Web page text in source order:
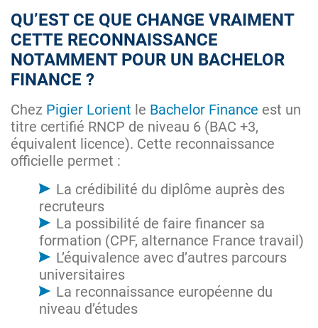
QU’EST CE QUE CHANGE VRAIMENT
CETTE RECONNAISSANCE
NOTAMMENT POUR UN BACHELOR
FINANCE ?
Chez Pigier Lorient le Bachelor Finance est un
titre certifié RNCP de niveau 6 (BAC +3,
équivalent licence). Cette reconnaissance
officielle permet :
La crédibilité du diplôme auprès des
recruteurs
La possibilité de faire financer sa
formation (CPF, alternance France travail)
L’équivalence avec d’autres parcours
universitaires
La reconnaissance européenne du
niveau d’études